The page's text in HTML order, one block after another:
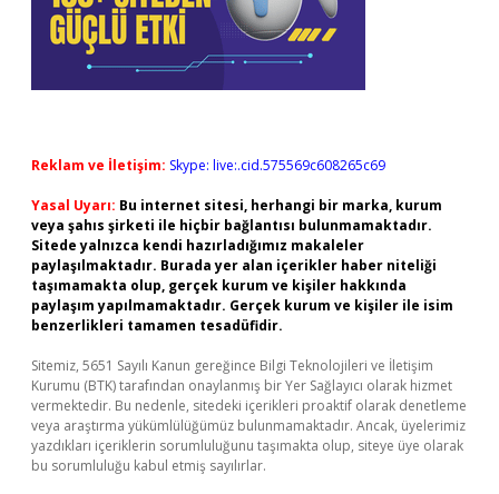
Reklam ve İletişim: Skype: live:.cid.575569c608265c69
Yasal Uyarı: Bu internet sitesi, herhangi bir marka, kurum
veya şahıs şirketi ile hiçbir bağlantısı bulunmamaktadır.
Sitede yalnızca kendi hazırladığımız makaleler
paylaşılmaktadır. Burada yer alan içerikler haber niteliği
taşımamakta olup, gerçek kurum ve kişiler hakkında
paylaşım yapılmamaktadır. Gerçek kurum ve kişiler ile isim
benzerlikleri tamamen tesadüfidir.
Sitemiz, 5651 Sayılı Kanun gereğince Bilgi Teknolojileri ve İletişim
Kurumu (BTK) tarafından onaylanmış bir Yer Sağlayıcı olarak hizmet
vermektedir. Bu nedenle, sitedeki içerikleri proaktif olarak denetleme
veya araştırma yükümlülüğümüz bulunmamaktadır. Ancak, üyelerimiz
yazdıkları içeriklerin sorumluluğunu taşımakta olup, siteye üye olarak
bu sorumluluğu kabul etmiş sayılırlar.